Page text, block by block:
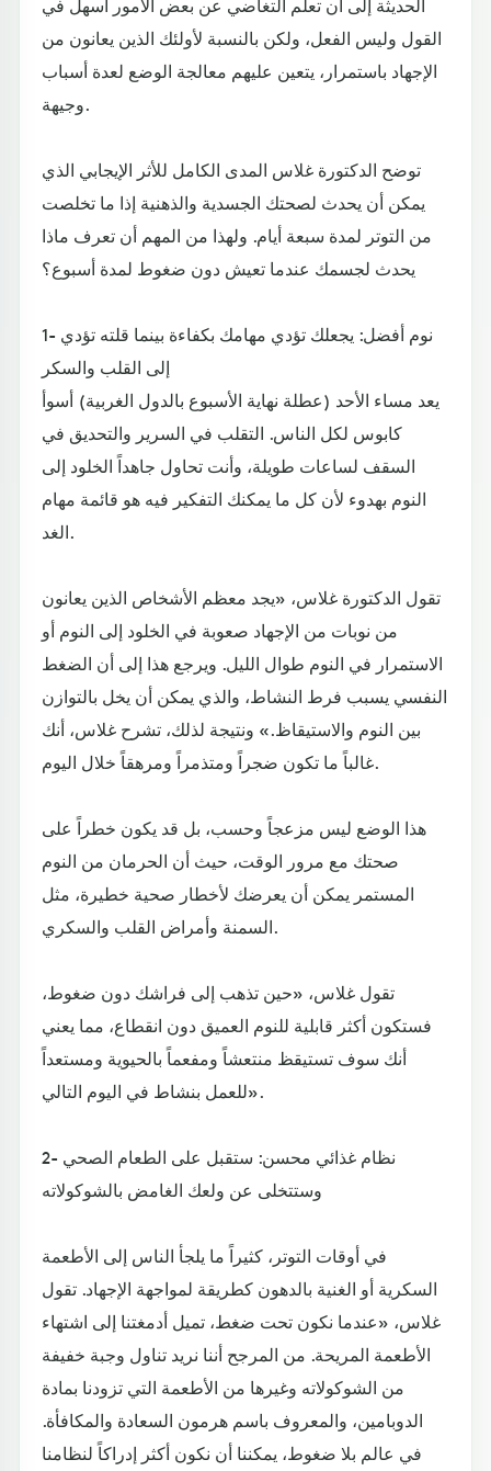
القول وليس الفعل، ولكن بالنسبة لأولئك الذين يعانون من
الإجهاد باستمرار، يتعين عليهم معالجة الوضع لعدة أسباب
وجيهة.
توضح الدكتورة غلاس المدى الكامل للأثر الإيجابي الذي
يمكن أن يحدث لصحتك الجسدية والذهنية إذا ما تخلصت
من التوتر لمدة سبعة أيام. ولهذا من المهم أن تعرف ماذا
يحدث لجسمك عندما تعيش دون ضغوط لمدة أسبوع؟
1- نوم أفضل: يجعلك تؤدي مهامك بكفاءة بينما قلته تؤدي
إلى القلب والسكر
يعد مساء الأحد (عطلة نهاية الأسبوع بالدول الغربية) أسوأ
كابوس لكل الناس. التقلب في السرير والتحديق في
السقف لساعات طويلة، وأنت تحاول جاهداً الخلود إلى
النوم بهدوء لأن كل ما يمكنك التفكير فيه هو قائمة مهام
الغد.
تقول الدكتورة غلاس، «يجد معظم الأشخاص الذين يعانون
من نوبات من الإجهاد صعوبة في الخلود إلى النوم أو
الاستمرار في النوم طوال الليل. ويرجع هذا إلى أن الضغط
النفسي يسبب فرط النشاط، والذي يمكن أن يخل بالتوازن
بين النوم والاستيقاظ.» ونتيجة لذلك، تشرح غلاس، أنك
غالباً ما تكون ضجراً ومتذمراً ومرهقاً خلال اليوم.
هذا الوضع ليس مزعجاً وحسب، بل قد يكون خطراً على
صحتك مع مرور الوقت، حيث أن الحرمان من النوم
المستمر يمكن أن يعرضك لأخطار صحية خطيرة، مثل
السمنة وأمراض القلب والسكري.
تقول غلاس، «حين تذهب إلى فراشك دون ضغوط،
فستكون أكثر قابلية للنوم العميق دون انقطاع، مما يعني
أنك سوف تستيقظ منتعشاً ومفعماً بالحيوية ومستعداً
للعمل بنشاط في اليوم التالي».
2- نظام غذائي محسن: ستقبل على الطعام الصحي
وستتخلى عن ولعك الغامض بالشوكولاته
في أوقات التوتر، كثيراً ما يلجأ الناس إلى الأطعمة
السكرية أو الغنية بالدهون كطريقة لمواجهة الإجهاد. تقول
غلاس، «عندما نكون تحت ضغط، تميل أدمغتنا إلى اشتهاء
الأطعمة المريحة. من المرجح أننا نريد تناول وجبة خفيفة
من الشوكولاته وغيرها من الأطعمة التي تزودنا بمادة
الدوبامين، والمعروف باسم هرمون السعادة والمكافأة.
في عالم بلا ضغوط، يمكننا أن نكون أكثر إدراكاً لنظامنا